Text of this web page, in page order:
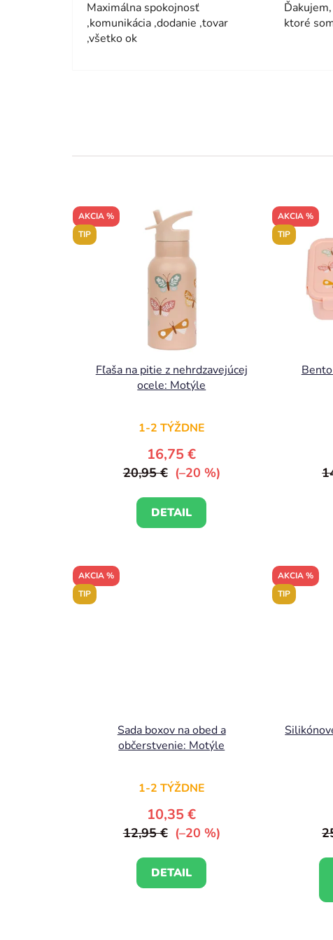
Maximálna spokojnosť
,komunikácia ,dodanie ,tovar
,všetko ok
ktoré
AKCIA %
TIP
Fľaša na pitie z nehrdzavejúcej
ocele: Motýle
1-2 TÝŽDNE
16,75 €
20,95 € (–20 %)
DETAIL
AKCIA %
TIP
AKCIA %
TIP
Sada boxov na obed a
občerstvenie: Motýle
1-2 TÝŽDNE
10,35 €
12,95 € (–20 %)
DETAIL
AKCIA %
TIP